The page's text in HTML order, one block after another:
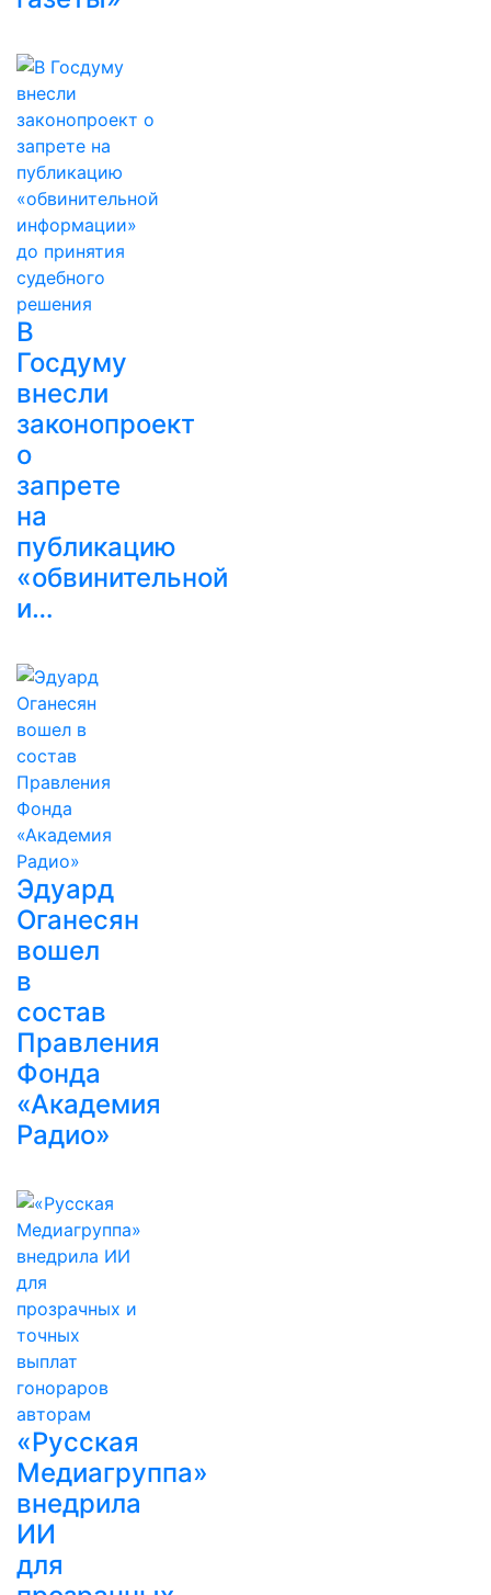
В
Госдуму
внесли
законопроект
о
запрете
на
публикацию
«обвинительной
и…
Эдуард
Оганесян
вошел
в
состав
Правления
Фонда
«Академия
Радио»
«Русская
Медиагруппа»
внедрила
ИИ
для